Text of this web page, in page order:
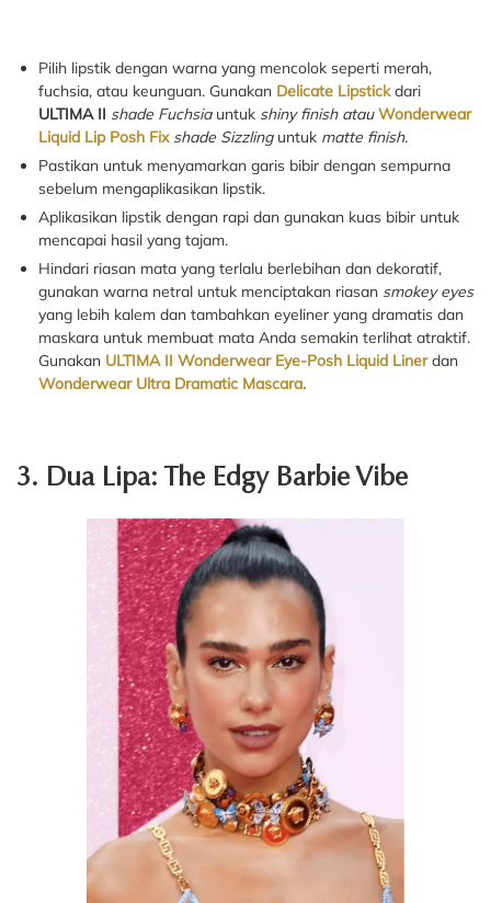
Pilih lipstik dengan warna yang mencolok seperti merah,
fuchsia, atau keunguan. Gunakan Delicate Lipstickdari
ULTIMA II shade Fuchsia untuk shiny finish atauWonderwear
Liquid Lip Posh Fix shade Sizzling untuk matte finish.
Pastikan untuk menyamarkan garis bibir dengan sempurna
sebelum mengaplikasikan lipstik.
Aplikasikan lipstik dengan rapi dan gunakan kuas bibir untuk
mencapai hasil yang tajam.
Hindari riasan mata yang terlalu berlebihan dan dekoratif,
gunakan warna netral untuk menciptakan riasan smokey eyes
yang lebih kalem dan tambahkan eyeliner yang dramatis dan
maskara untuk membuat mata Anda semakin terlihat atraktif.
Gunakan ULTIMA II Wonderwear Eye-Posh Liquid Linerdan
Wonderwear Ultra Dramatic Mascara.
3. Dua Lipa: The Edgy Barbie Vibe